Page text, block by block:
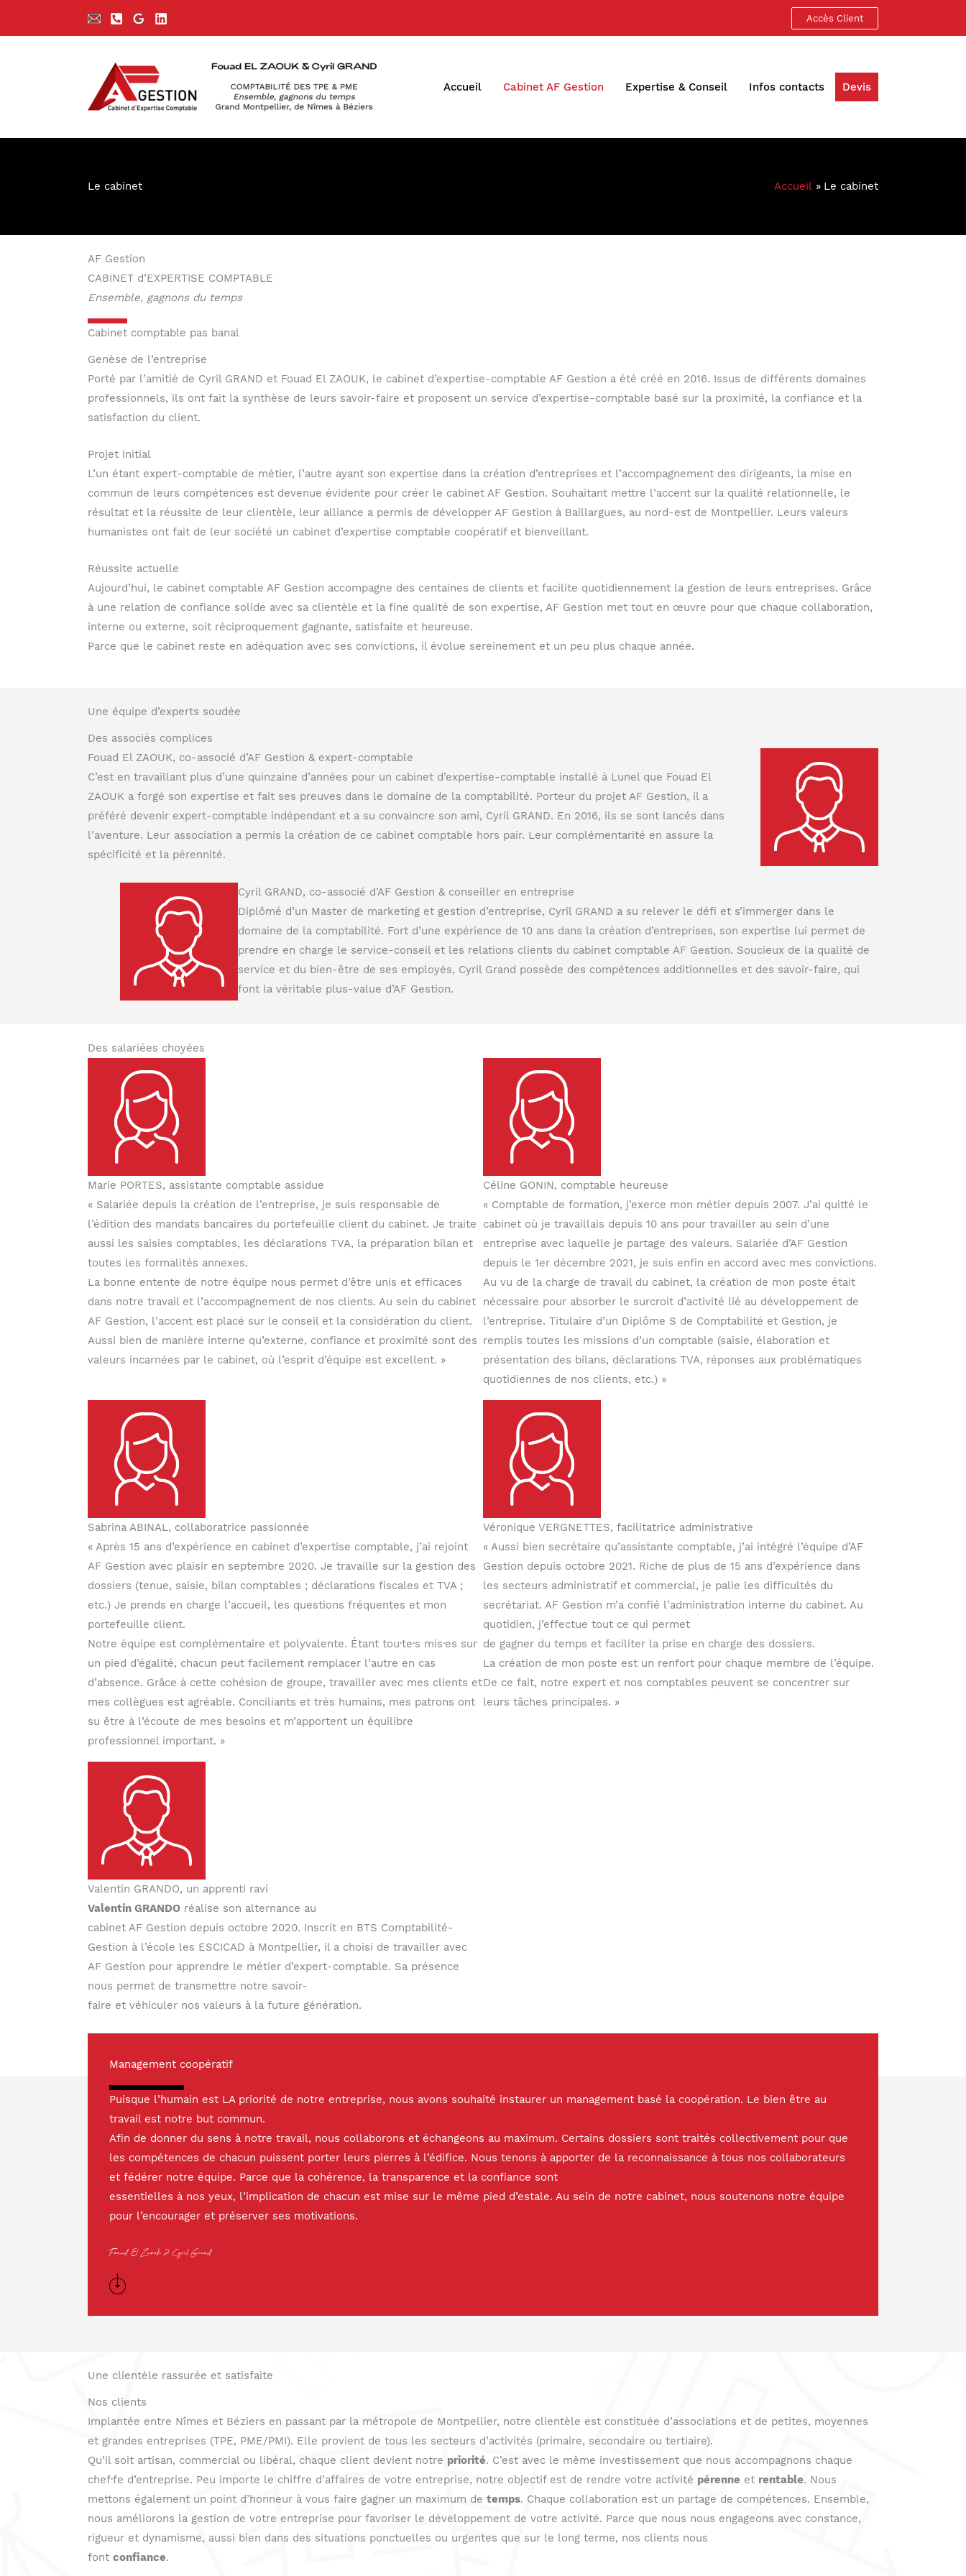
Accès Client
Accueil Cabinet AF Gestion Expertise & Conseil Infos contacts Devis
Le cabinet Accueil Le cabinet
AF Gestion
CABINET d’EXPERTISE COMPTABLE
Ensemble, gagnons du temps
Cabinet comptable pas banal
Genèse de l’entreprise
Porté par l’amitié de Cyril GRAND et Fouad El ZAOUK, le cabinet d’expertise-comptable AF Gestion a été créé en 2016. Issus de différents domaines
professionnels, ils ont fait la synthèse de leurs savoir-faire et proposent un service d’expertise-comptable basé sur la proximité, la confiance et la
satisfaction du client.
Projet initial
L’un étant expert-comptable de métier, l’autre ayant son expertise dans la création d’entreprises et l’accompagnement des dirigeants, la mise en
commun de leurs compétences est devenue évidente pour créer le cabinet AF Gestion. Souhaitant mettre l’accent sur la qualité relationnelle, le
résultat et la réussite de leur clientèle, leur alliance a permis de développer AF Gestion à Baillargues, au nord-est de Montpellier. Leurs valeurs
humanistes ont fait de leur société un cabinet d’expertise comptable coopératif et bienveillant.
Réussite actuelle
Aujourd’hui, le cabinet comptable AF Gestion accompagne des centaines de clients et facilite quotidiennement la gestion de leurs entreprises. Grâce
à une relation de confiance solide avec sa clientèle et la fine qualité de son expertise, AF Gestion met tout en œuvre pour que chaque collaboration,
interne ou externe, soit réciproquement gagnante, satisfaite et heureuse.
Parce que le cabinet reste en adéquation avec ses convictions, il évolue sereinement et un peu plus chaque année.
Une équipe d’experts soudée
Des associés complices
Fouad El ZAOUK, co-associé d’AF Gestion & expert-comptable
C’est en travaillant plus d’une quinzaine d’années pour un cabinet d’expertise-comptable installé à Lunel que Fouad El
ZAOUK a forgé son expertise et fait ses preuves dans le domaine de la comptabilité. Porteur du projet AF Gestion, il a
préféré devenir expert-comptable indépendant et a su convaincre son ami, Cyril GRAND. En 2016, ils se sont lancés dans
l’aventure. Leur association a permis la création de ce cabinet comptable hors pair. Leur complémentarité en assure la
spécificité et la pérennité.
Cyril GRAND, co-associé d’AF Gestion & conseiller en entreprise
Diplômé d’un Master de marketing et gestion d’entreprise, Cyril GRAND a su relever le défi et s’immerger dans le
domaine de la comptabilité. Fort d’une expérience de 10 ans dans la création d’entreprises, son expertise lui permet de
prendre en charge le service-conseil et les relations clients du cabinet comptable AF Gestion. Soucieux de la qualité de
service et du bien-être de ses employés, Cyril Grand possède des compétences additionnelles et des savoir-faire, qui
font la véritable plus-value d’AF Gestion.
Des salariées choyées
Marie PORTES, assistante comptable assidue
« Salariée depuis la création de l’entreprise, je suis responsable de
l’édition des mandats bancaires du portefeuille client du cabinet. Je traite
aussi les saisies comptables, les déclarations TVA, la préparation bilan et
toutes les formalités annexes.
La bonne entente de notre équipe nous permet d’être unis et efficaces
dans notre travail et l’accompagnement de nos clients. Au sein du cabinet
AF Gestion, l’accent est placé sur le conseil et la considération du client.
Aussi bien de manière interne qu’externe, confiance et proximité sont des
valeurs incarnées par le cabinet, où l’esprit d’équipe est excellent. »
Céline GONIN, comptable heureuse
« Comptable de formation, j’exerce mon métier depuis 2007. J’ai quitté le
cabinet où je travaillais depuis 10 ans pour travailler au sein d’une
entreprise avec laquelle je partage des valeurs. Salariée d’AF Gestion
depuis le 1er décembre 2021, je suis enfin en accord avec mes convictions.
Au vu de la charge de travail du cabinet, la création de mon poste était
nécessaire pour absorber le surcroit d’activité lié au développement de
l’entreprise. Titulaire d’un Diplôme S de Comptabilité et Gestion, je
remplis toutes les missions d’un comptable (saisie, élaboration et
présentation des bilans, déclarations TVA, réponses aux problématiques
quotidiennes de nos clients, etc.) »
Sabrina ABINAL, collaboratrice passionnée
« Après 15 ans d’expérience en cabinet d’expertise comptable, j’ai rejoint
AF Gestion avec plaisir en septembre 2020. Je travaille sur la gestion des
dossiers (tenue, saisie, bilan comptables ; déclarations fiscales et TVA ;
etc.) Je prends en charge l’accueil, les questions fréquentes et mon
portefeuille client.
Notre équipe est complémentaire et polyvalente. Étant tou·te·s mis·es sur
un pied d’égalité, chacun peut facilement remplacer l’autre en cas
d’absence. Grâce à cette cohésion de groupe, travailler avec mes clients et
mes collègues est agréable. Conciliants et très humains, mes patrons ont
su être à l’écoute de mes besoins et m’apportent un équilibre
professionnel important. »
Valentin GRANDO, un apprenti ravi
Valentin GRANDO réalise son alternance au
cabinet AF Gestion depuis octobre 2020. Inscrit en BTS Comptabilité-
Gestion à l’école les ESCICAD à Montpellier, il a choisi de travailler avec
AF Gestion pour apprendre le métier d’expert-comptable. Sa présence
nous permet de transmettre notre savoir-
faire et véhiculer nos valeurs à la future génération.
Véronique VERGNETTES, facilitatrice administrative
« Aussi bien secrétaire qu’assistante comptable, j’ai intégré l’équipe d’AF
Gestion depuis octobre 2021. Riche de plus de 15 ans d’expérience dans
les secteurs administratif et commercial, je palie les difficultés du
secrétariat. AF Gestion m’a confié l’administration interne du cabinet. Au
quotidien, j’effectue tout ce qui permet
de gagner du temps et faciliter la prise en charge des dossiers.
La création de mon poste est un renfort pour chaque membre de l’équipe.
De ce fait, notre expert et nos comptables peuvent se concentrer sur
leurs tâches principales. »
Management coopératif
Puisque l’humain est LA priorité de notre entreprise, nous avons souhaité instaurer un management basé la coopération. Le bien être au
travail est notre but commun.
Afin de donner du sens à notre travail, nous collaborons et échangeons au maximum. Certains dossiers sont traités collectivement pour que
les compétences de chacun puissent porter leurs pierres à l’édifice. Nous tenons à apporter de la reconnaissance à tous nos collaborateurs
et fédérer notre équipe. Parce que la cohérence, la transparence et la confiance sont
essentielles à nos yeux, l’implication de chacun est mise sur le même pied d’estale. Au sein de notre cabinet, nous soutenons notre équipe
pour l’encourager et préserver ses motivations.
Fouad El Zaouk 2 Cyril Grand
Une clientèle rassurée et satisfaite
Nos clients
Implantée entre Nîmes et Béziers en passant par la métropole de Montpellier, notre clientèle est constituée d’associations et de petites, moyennes
et grandes entreprises (TPE, PME/PMI). Elle provient de tous les secteurs d’activités (primaire, secondaire ou tertiaire).
Qu’il soit artisan, commercial ou libéral, chaque client devient notre priorité. C’est avec le même investissement que nous accompagnons chaque
chef·fe d’entreprise. Peu importe le chiffre d’affaires de votre entreprise, notre objectif est de rendre votre activité pérenne et rentable. Nous
mettons également un point d’honneur à vous faire gagner un maximum de temps. Chaque collaboration est un partage de compétences. Ensemble,
nous améliorons la gestion de votre entreprise pour favoriser le développement de votre activité. Parce que nous nous engageons avec constance,
rigueur et dynamisme, aussi bien dans des situations ponctuelles ou urgentes que sur le long terme, nos clients nous
font confiance.